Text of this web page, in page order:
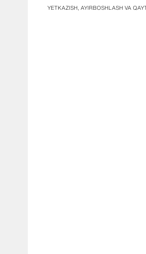
YETKAZISH, AYIRBOSHLASH VA